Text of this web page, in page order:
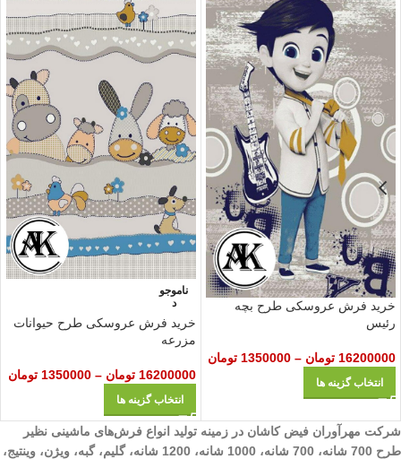
خرید فرش عروسکی طرح بچه
رئیس
16200000 تومان –
1350000 تومان
انتخاب گزینه ها
ناموجو
د
خرید فرش عروسکی طرح حیوانات
مزرعه
16200000 تومان –
1350000 تومان
انتخاب گزینه ها
شرکت مهرآوران فیض کاشان در زمینه تولید انواع فرش‌های ماشینی نظیر
طرح 700 شانه، 700 شانه، 1000 شانه، 1200 شانه، گلیم، گبه، ویژن، وینتیج،